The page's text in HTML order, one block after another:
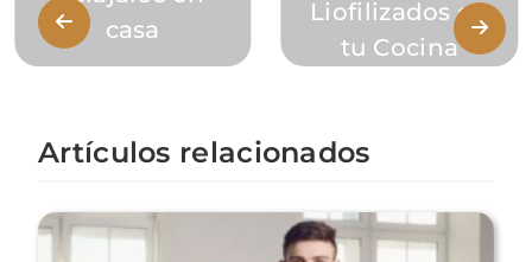
casa
Liofilizados en
tu Cocina
Artículos relacionados